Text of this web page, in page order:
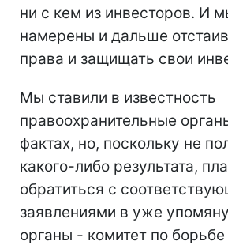
ни с кем из инвесторов. И
намерены и дальше
права и защищать свои
Мы ставили в известность
правоохранительные
фактах, но, поскольку не
какого-либо результата,
обратиться с
заявлениями в уже
органы - комитет по борьбе